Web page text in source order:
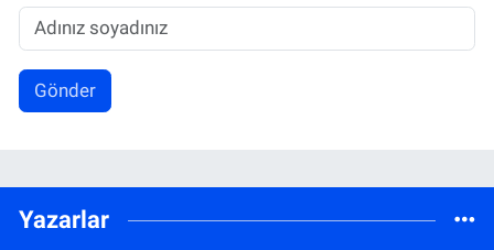
Gönder
Yazarlar